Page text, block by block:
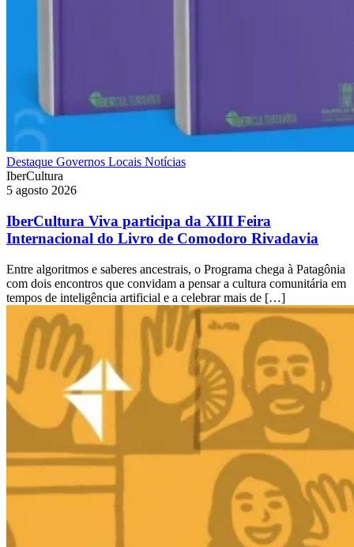
Destaque Governos Locais Notícias
IberCultura
5 agosto 2026
IberCultura Viva participa da XIII Feira
Internacional do Livro de Comodoro Rivadavia
Entre algoritmos e saberes ancestrais, o Programa chega à Patagônia
com dois encontros que convidam a pensar a cultura comunitária em
tempos de inteligência artificial e a celebrar mais de […]